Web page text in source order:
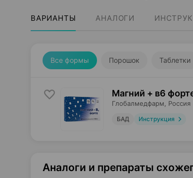
ВАРИАНТЫ АНАЛОГИ
Все формы Порошок Таблетки
Магний + в6
Глобалмедфарм , Россия
БАД Инструкция
Аналоги и препараты